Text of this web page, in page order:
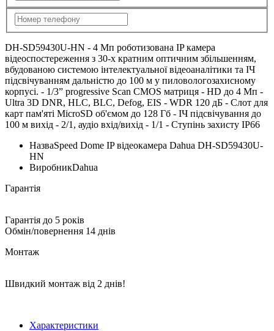
DH-SD59430U-HN - 4 Мп роботизована IP камера
відеоспостереження з 30-х кратним оптичним збільшенням,
вбудованою системою інтелектуальної відеоаналітики та ІЧ
підсвічуванням дальністю до 100 м у пиловологозахисному
корпусі. - 1/3” progressive Scan CMOS матриця - HD до 4 Мп -
Ultra 3D DNR, HLC, BLC, Defog, EIS - WDR 120 дБ - Слот для
карт пам'яті MicroSD об'ємом до 128 Гб - ІЧ підсвічування до
100 м вихід - 2/1, аудіо вхід/вихід - 1/1 - Ступінь захисту IP66
НазваSpeed ​​Dome IP відеокамера Dahua DH-SD59430U-
HN
ВиробникDahua
Гарантія
Гарантія до 5 років
Обмін/повернення 14 днів
Монтаж
Швидкий монтаж від 2 днів!
Характеристики